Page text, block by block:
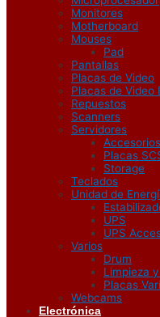
Monitores
Motherboard
Mouses
Pad
Pantallas
Placas de Video
Placas de Video
Repuestos
Scanners
Servidores
Accesorios
Placas
Storage
Teclados
Unidad de
UPS
UPS
Varios
Drum
Limpieza
Placas
Webcams
Electrónica